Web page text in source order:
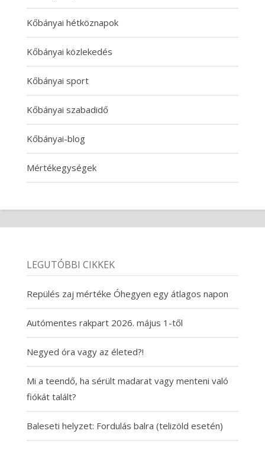
Kőbányai hétköznapok
Kőbányai közlekedés
Kőbányai sport
Kőbányai szabadidő
Kőbányai-blog
Mértékegységek
LEGUTÓBBI CIKKEK
Repülés zaj mértéke Óhegyen egy átlagos napon
Autómentes rakpart 2026. május 1-től
Negyed óra vagy az életed?!
Mi a teendő, ha sérült madarat vagy menteni való
fiókát talált?
Baleseti helyzet: Fordulás balra (telizöld esetén)